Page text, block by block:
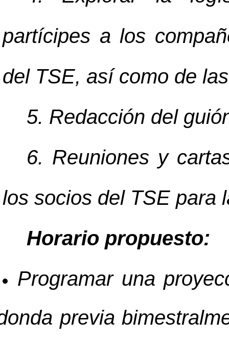
partícipes a los
del TSE, así como de
5. Redacción del
6. Reuniones y
los socios del TSE para
Horario propuesto:
Programar una
previa